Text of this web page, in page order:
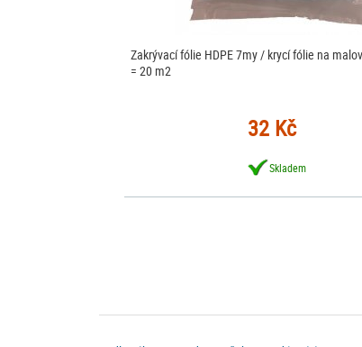
Zakrývací fólie HDPE 7my / krycí fólie na
= 20 m2
32 Kč
Skladem